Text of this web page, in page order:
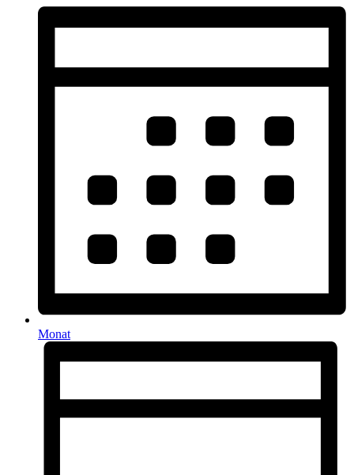
Monat